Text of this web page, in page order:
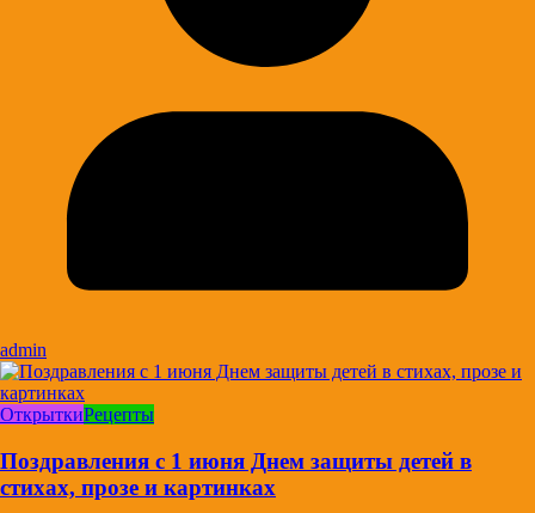
admin
ОткрыткиРецепты
Поздравления с 1 июня Днем защиты детей в
стихах, прозе и картинках